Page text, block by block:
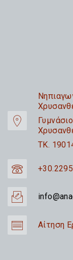
TK.
Αίτηση